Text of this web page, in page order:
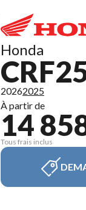
Honda
20262025
À partir de
14
Tous frais inclus